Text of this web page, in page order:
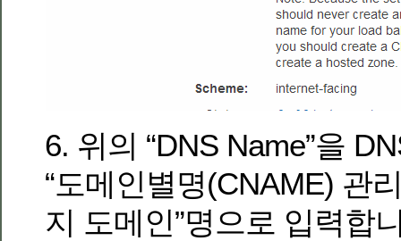
6. 위의 “DNS Name”을
“도메인별명(CNAME) 관
지 도메인”명으로 입력합